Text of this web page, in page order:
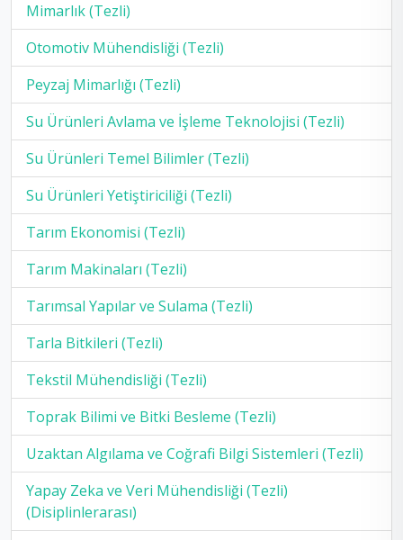
Mimarlık (Tezli)
Otomotiv Mühendisliği (Tezli)
Peyzaj Mimarlığı (Tezli)
Su Ürünleri Avlama ve İşleme Teknolojisi (Tezli)
Su Ürünleri Temel Bilimler (Tezli)
Su Ürünleri Yetiştiriciliği (Tezli)
Tarım Ekonomisi (Tezli)
Tarım Makinaları (Tezli)
Tarımsal Yapılar ve Sulama (Tezli)
Tarla Bitkileri (Tezli)
Tekstil Mühendisliği (Tezli)
Toprak Bilimi ve Bitki Besleme (Tezli)
Uzaktan Algılama ve Coğrafi Bilgi Sistemleri (Tezli)
Yapay Zeka ve Veri Mühendisliği (Tezli)
(Disiplinlerarası)